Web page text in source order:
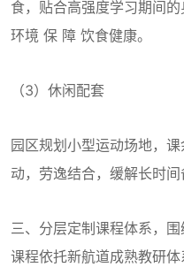
食，贴合高强度学习期间
环境 保 障 饮食健康。
（3）休闲配套
园区规划小型运动场地，
动，劳逸结合，缓解长时间
三、分层定制课程体系，
课程依托新航道成熟教研